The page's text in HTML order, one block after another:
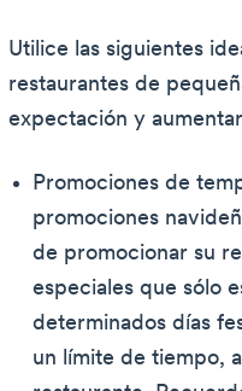
Utilice las siguientes
restaurantes de
expectación y
Promociones de
promociones
de promocionar su
especiales que sólo
determinados días
un límite de tiempo,